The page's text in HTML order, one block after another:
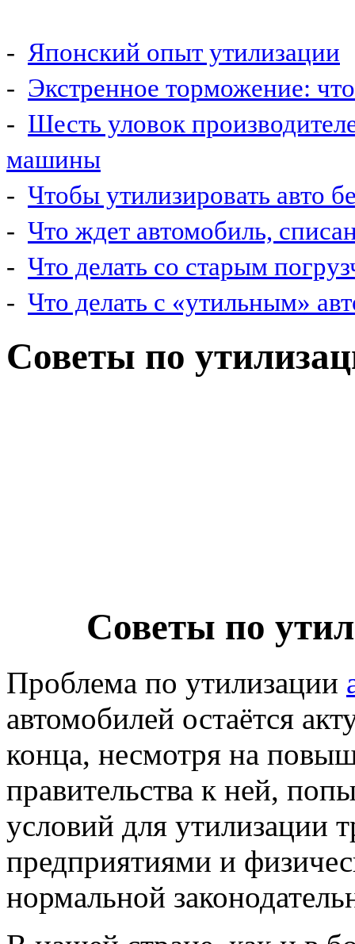
- Японский опыт утилизации
- Экстренное торможение:
- Шесть уловок
машины
- Чтобы утилизировать авто
- Что ждет автомобиль,
- Что делать со старым
- Что делать с «утильным»
Советы по
Советы по
Проблема по утилизации
автомобилей остаётся
конца, несмотря на
правительства к ней,
условий для утилизации
предприятиями и
нормальной